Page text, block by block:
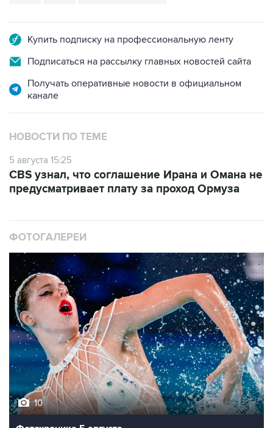
Купить подписку на профессиональную ленту
Подписаться на рассылку главных новостей сайта
Получать оперативные новости в официальном
канале
НОВОСТИ ПО ТЕМЕ
5 августа 15:25
CBS узнал, что соглашение Ирана и Омана не
предусматривает плату за проход Ормуза
ФОТОГАЛЕРЕИ
10